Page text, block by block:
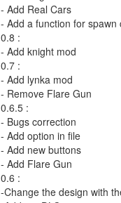
- Add Real Cars
- Add a function for
0.8 :
- Add knight mod
0.7 :
- Add lynka mod
- Remove Flare Gun
0.6.5 :
- Bugs correction
- Add option in file
- Add new buttons
- Add Flare Gun
0.6 :
-Change the design with